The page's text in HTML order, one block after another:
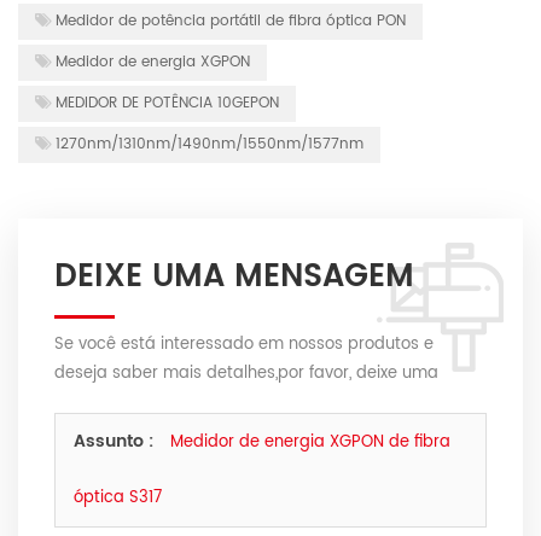
Medidor de potência portátil de fibra óptica PON
Medidor de energia XGPON
MEDIDOR DE POTÊNCIA 10GEPON
1270nm/1310nm/1490nm/1550nm/1577nm
DEIXE UMA MENSAGEM
Se você está interessado em nossos produtos e
deseja saber mais detalhes,por favor, deixe uma
possível.
Assunto : Medidor de energia XGPON de fibra
óptica S317